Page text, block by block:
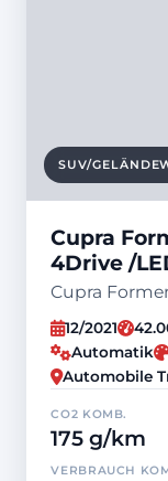
SUV/
Cupra
4Drive /
Cupra
12/2021
Automatik
Automobile
CO2 KOMB.
175 g/km
VERBRAUCH